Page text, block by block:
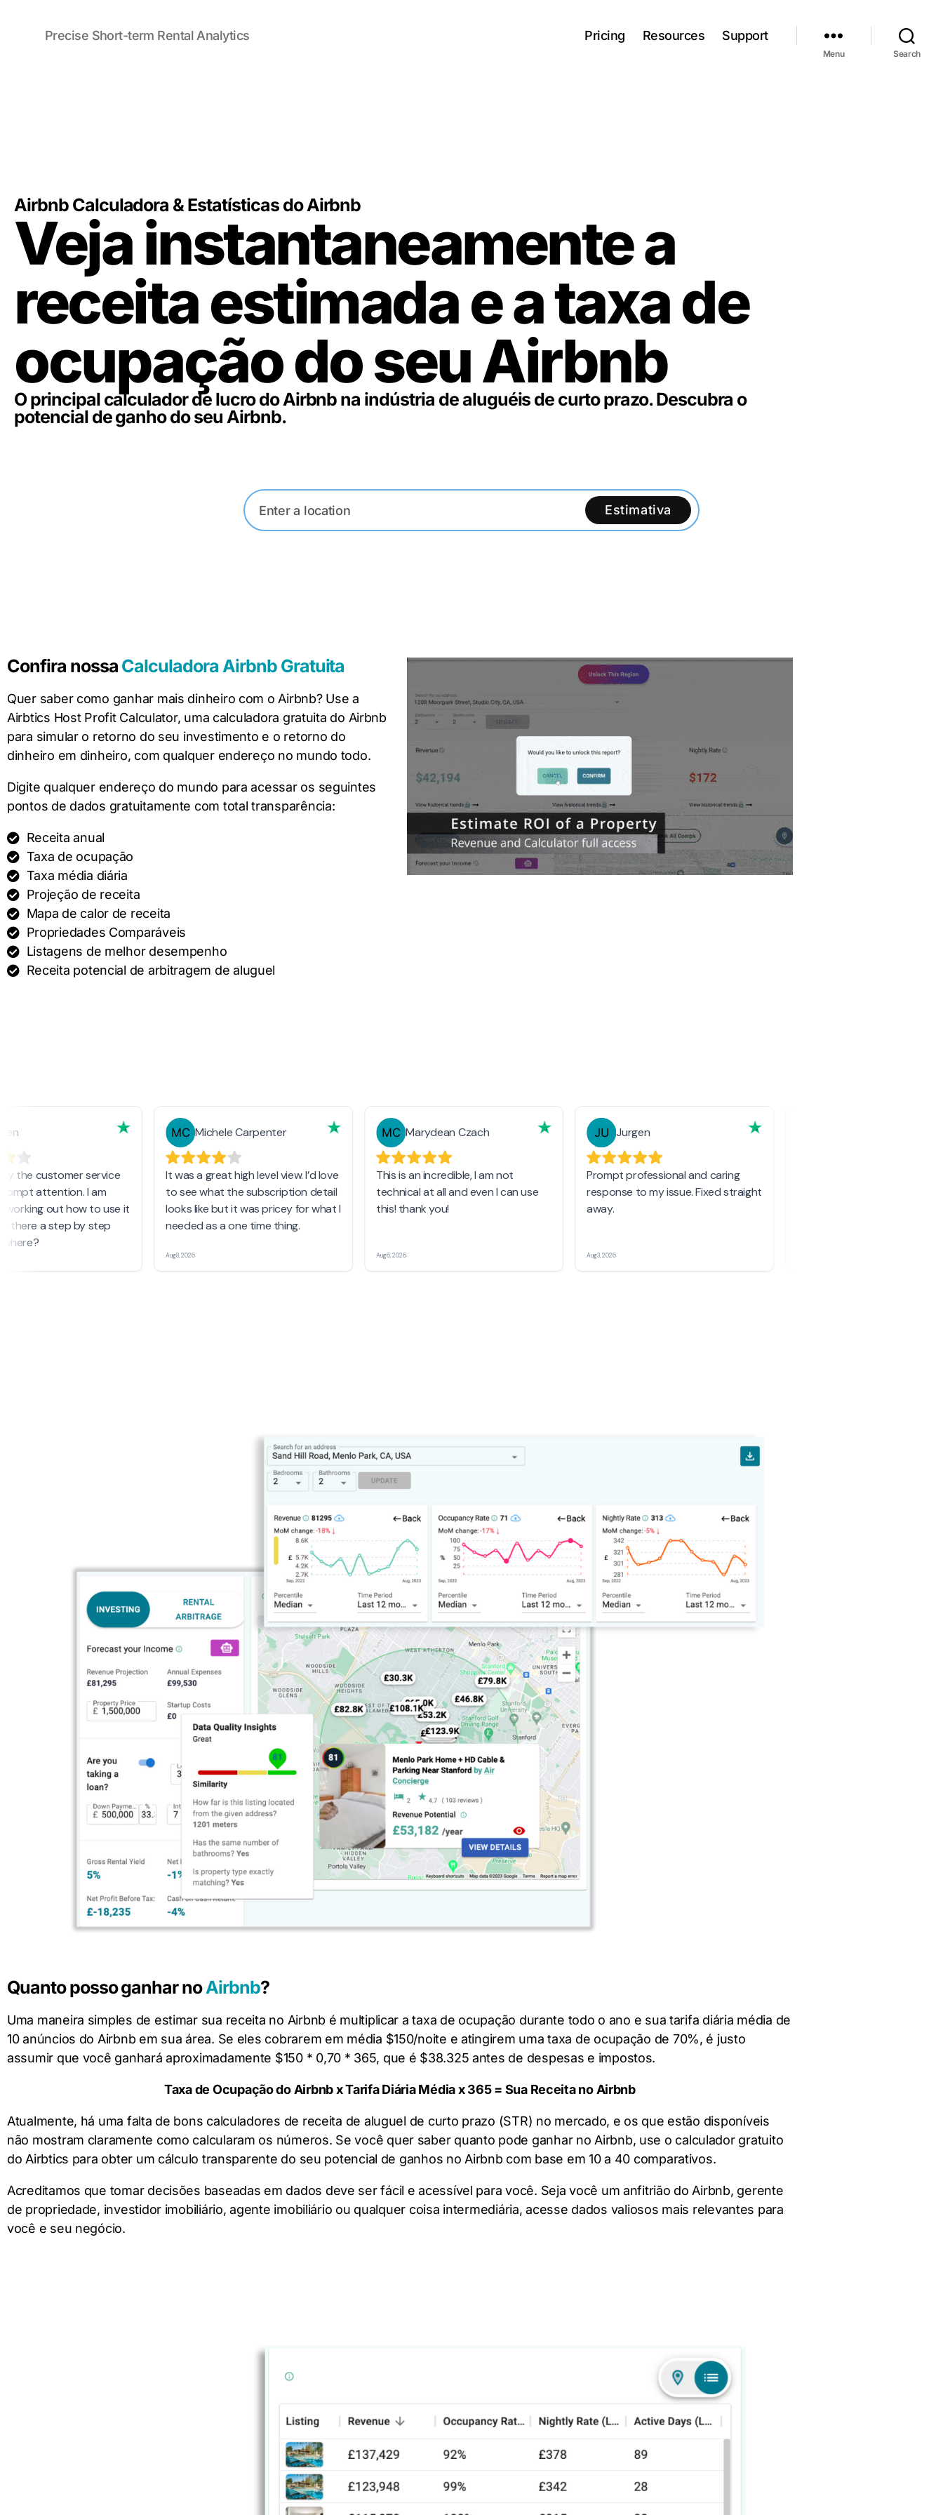
Precise Short-term Rental Analytics Pricing Resources Support
Menu Search
Airbnb Calculadora &Estatísticasdo Airbnb
Veja instantaneamente a
receita estimadae ataxa de
ocupaçãodo seuAirbnb
O principal calculador de lucro do Airbnb na indústria de aluguéis de curto prazo. Descubra o
potencial de ganho do seu Airbnb.
Estimativa
Confira nossa Calculadora Airbnb Gratuita
Quer saber como ganhar mais dinheiro com o Airbnb? Use a
Airbtics Host Profit Calculator, uma calculadora gratuita do Airbnb
para simular o retorno do seu investimento e o retorno do
dinheiro em dinheiro, com qualquer endereço no mundo todo.
Digite qualquer endereço do mundo para acessar os seguintes
pontos de dados gratuitamente com total transparência:
Receita anual
Taxa de ocupação
Taxa média diária
Projeção de receita
Mapa de calor de receita
Propriedades Comparáveis
Listagens de melhor desempenho
Receita potencial de arbitragem de aluguel
Quanto posso ganhar noAirbnb?
Uma maneira simples de estimar sua receita no Airbnb é multiplicar a taxa de ocupação durante todo o ano e sua tarifa diária média de
10 anúncios do Airbnb em sua área. Se eles cobrarem em média $150/noite e atingirem uma taxa de ocupação de 70%, é justo
assumir que você ganhará aproximadamente $150 * 0,70 * 365, que é $38.325 antes de despesas e impostos.
Taxa de Ocupação do Airbnb x Tarifa Diária Média x 365 = Sua Receita no Airbnb
Atualmente, há uma falta de bons calculadores de receita de aluguel de curto prazo (STR) no mercado, e os que estão disponíveis
não mostram claramente como calcularam os números. Se você quer saber quanto pode ganhar no Airbnb, use o calculador gratuito
do Airbtics para obter um cálculo transparente do seu potencial de ganhos no Airbnb com base em 10 a 40 comparativos.
Acreditamos que tomar decisões baseadas em dados deve ser fácil e acessível para você. Seja você um anfitrião do Airbnb, gerente
de propriedade, investidor imobiliário, agente imobiliário ou qualquer coisa intermediária, acesse dados valiosos mais relevantes para
você e seu negócio.